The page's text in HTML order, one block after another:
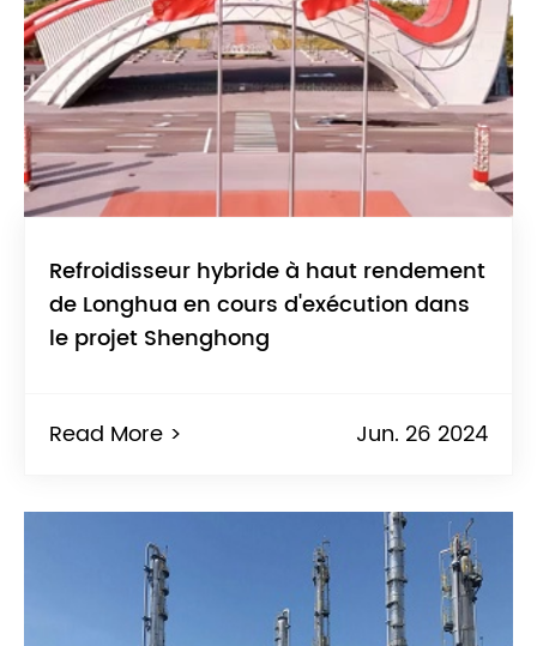
Refroidisseur hybride à haut rendement
de Longhua en cours d'exécution dans
le projet Shenghong
Read More > Jun. 26 2024